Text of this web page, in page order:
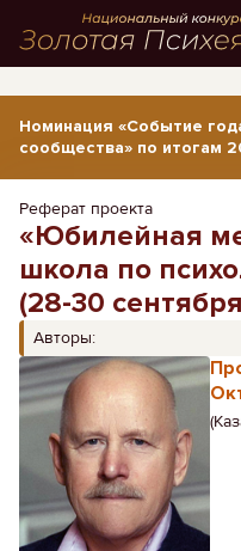
Номинация «Событие
сообщества» по итогам
Реферат проекта
«Юбилейная
школа по
(28-30
Авторы: